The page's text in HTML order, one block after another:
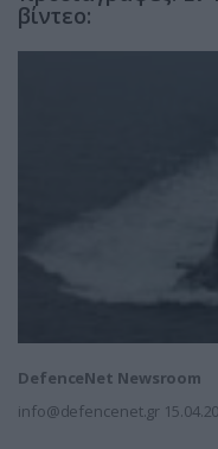
βίντεο:
DefenceNet Newsroom
info@defencenet.gr